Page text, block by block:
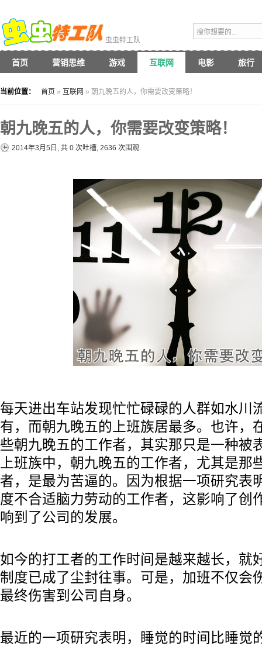
虫虫特工队
首页 营销思维 游戏 互联网 电影 旅行
当前位置： 首页 » 互联网 » 朝九晚五的人，你需要改变策略！
朝九晚五的人，你需要改变策略！
2014年3月5日, 共 0 次吐槽, 2636 次围观.
每天进出车站发现忙忙碌碌的人群如水川
有，而朝九晚五的上班族居最多。也许，
些朝九晚五的工作者，其实那只是一种被
上班族中，朝九晚五的工作者，尤其是那
者，是最为苦逼的。因为根据一项研究表
度不合适脑力劳动的工作者，这影响了创
响到了公司的发展。
如今的打工者的工作时间是越来越长，就
制度已成了尘封往事。可是，加班不仅会
最终伤害到公司自身。
最近的一项研究表明，睡觉的时间比睡觉